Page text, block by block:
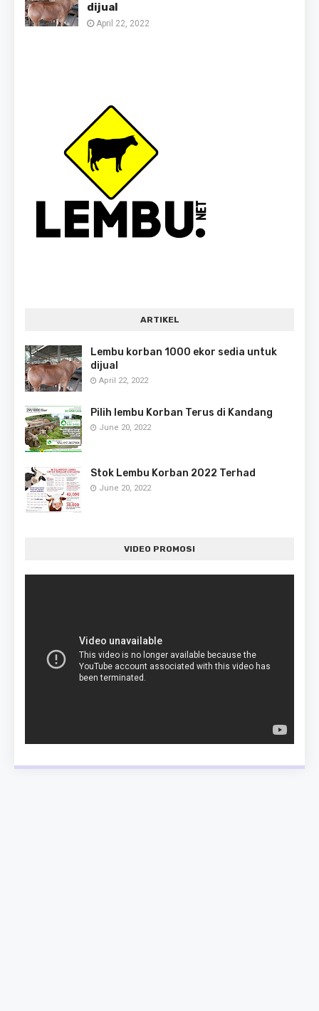
dijual
April 22, 2022
ARTIKEL
Lembu korban 1000 ekor sedia untuk
dijual
April 22, 2022
Pilih lembu Korban Terus di Kandang
June 20, 2022
Stok Lembu Korban 2022 Terhad
June 20, 2022
VIDEO PROMOSI